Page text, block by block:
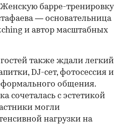
барре-тренировку
— основательница
и автор масштабных
также ждали легкий
DJ-сет, фотосессия и
общения.
сочеталась с эстетикой
могли
нагрузки на